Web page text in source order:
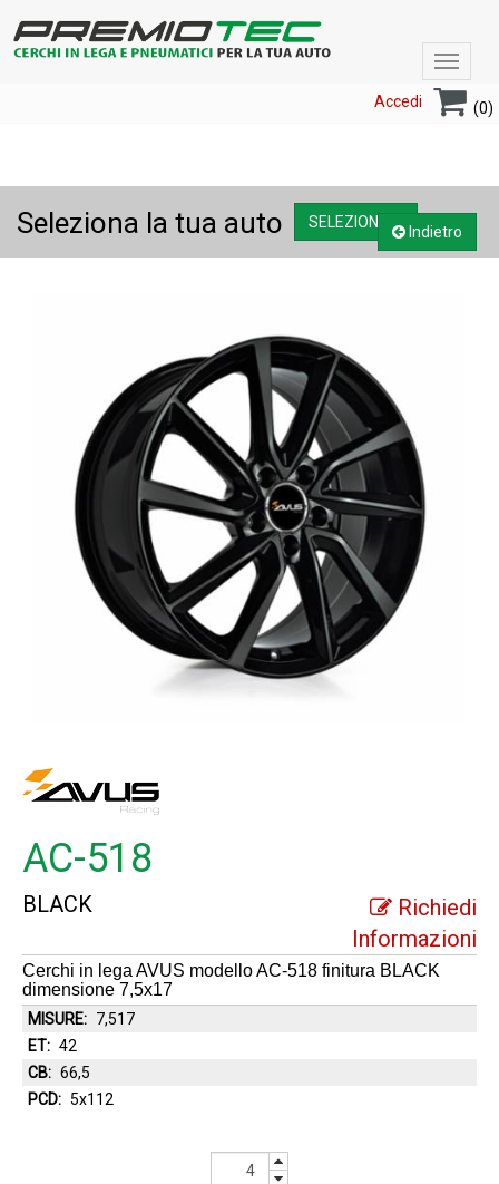
Toggle
Accedi
(0)
Seleziona la tua auto SELEZIONA....
Indietro
AC-518
BLACK
Richiedi
Informazioni
Cerchi in lega AVUS modello AC-518 finitura BLACK
dimensione 7,5x17
MISURE: 7,517
ET: 42
CB: 66,5
PCD: 5x112